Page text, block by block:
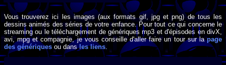
Vous trouverez ici les images (aux formats gif, jpg et png) de tous les
dessins animés des séries de votre enfance. Pour tout ce qui concerne le
streaming ou le téléchargement de génériques mp3 et d'épisodes en divX,
avi, mpg et compagnie, je vous conseille d'aller faire un tour sur lapage
des génériques ou dansles liens.